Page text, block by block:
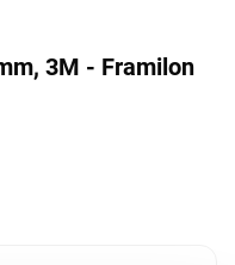
3M - Framilon